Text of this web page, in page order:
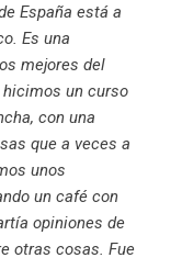
España está a
Es una
mejores del
hicimos un curso
con una
que a veces a
unos
un café con
opiniones de
otras cosas. Fue